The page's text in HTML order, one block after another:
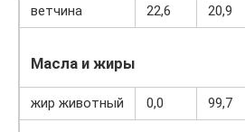
ветчина
22,6 20,9
Масла и жиры
жир животный 0,0 99,7